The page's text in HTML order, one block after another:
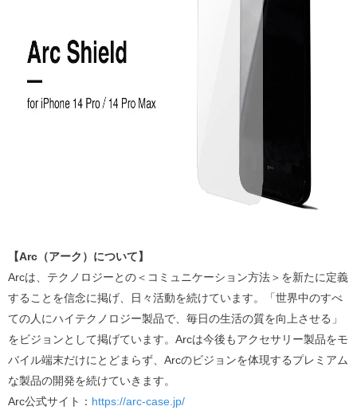
【Arc（アーク）について】
Arcは、テクノロジーとの＜コミュニケーション方法＞を新たに定義
することを信念に掲げ、日々活動を続けています。「世界中のすべ
ての人にハイテクノロジー製品で、毎日の生活の質を向上させる」
をビジョンとして掲げています。Arcは今後もアクセサリー製品をモ
バイル端末だけにとどまらず、Arcのビジョンを体現するプレミアム
な製品の開発を続けていきます。
Arc公式サイト： https://arc-case.jp/